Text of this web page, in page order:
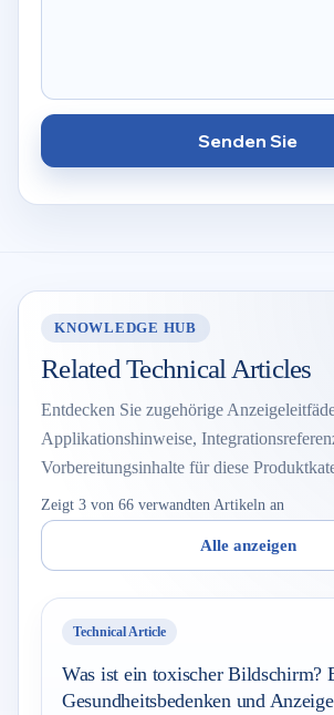
Senden Sie
KNOWLEDGE HUB
Related Technical Articles
Entdecken Sie zugehörige
Applikationshinweise,
Vorbereitungsinhalte für diese
Zeigt 3 von 66 verwandten Artikeln an
Alle anzeigen
Technical Article
Was ist ein toxischer Bildschirm?
Gesundheitsbedenken und